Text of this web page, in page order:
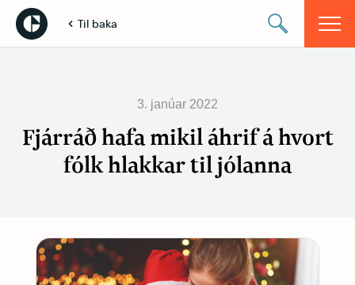
Til baka
3. janúar 2022
Fjárráð hafa mikil áhrif á hvort
fólk hlakkar til jólanna